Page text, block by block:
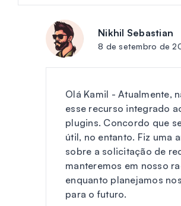
Nikhil Sebastian
8 de setembro de
Olá Kamil - Atualmente,
esse recurso integrado
plugins. Concordo que
útil, no entanto. Fiz uma
sobre a solicitação de
manteremos em nosso
enquanto planejamos
para o futuro.